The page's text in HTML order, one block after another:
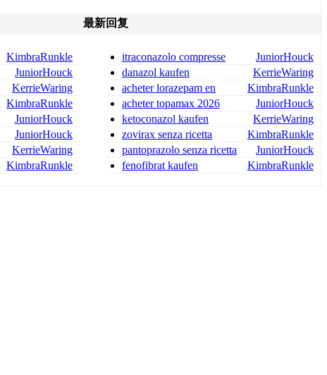
KimbraRunkle
JuniorHouck
KerrieWaring
KimbraRunkle
JuniorHouck
JuniorHouck
KerrieWaring
KimbraRunkle
最新回复
JuniorHouck
itraconazolo compresse
senza ricetta itraconazolo
KerrieWaring
danazol kaufen
KimbraRunkle
acheter lorazepam en
ligne lorazépam 2 5 mg prix
JuniorHouck
acheter topamax 2026
KerrieWaring
ketoconazol kaufen
ketoconazol shampoo bestellen
KimbraRunkle
zovirax senza ricetta
zovirax compresse senza rice
JuniorHouck
pantoprazolo senza ricetta
KimbraRunkle
fenofibrat kaufen